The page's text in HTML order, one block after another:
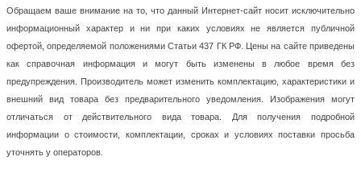
Обращаем ваше внимание на то, что данный Интернет-сайт носит исключительно
информационный характер и ни при каких условиях не является публичной
офертой, определяемой положениями Статьи 437 ГК РФ. Цены на сайте приведены
как справочная информация и могут быть изменены в любое время без
предупреждения. Производитель может изменить комплектацию, характеристики и
внешний вид товара без предварительного уведомления. Изображения могут
отличаться от действительного вида товара. Для получения подробной
информации о стоимости, комплектации, сроках и условиях поставки просьба
уточнять у операторов.